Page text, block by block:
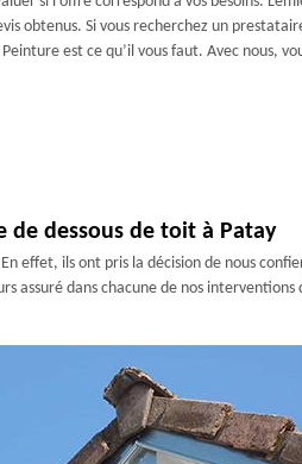
obtenus. Si vous recherchez un
est ce qu’il vous faut. Avec nous,
dessous de toit à Patay
effet, ils ont pris la décision de nous
assuré dans chacune de nos interventions